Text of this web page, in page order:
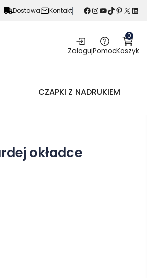
Dostawa Kontakt Facebook InstagramYouTube TikTok Pinterest X LinkedIn
ZalogujPomoc
0
Koszyk
CZAPKI Z NADRUKIEM
okładce